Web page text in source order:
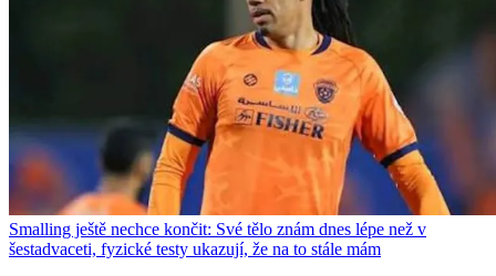
Smalling ještě nechce končit: Své tělo znám dnes lépe než v
šestadvaceti, fyzické testy ukazují, že na to stále mám